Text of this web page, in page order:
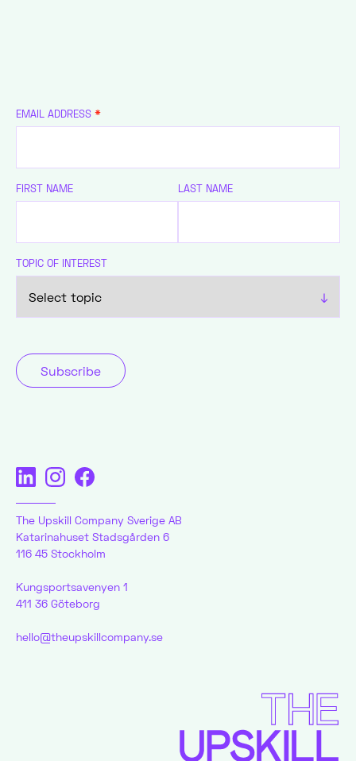
EMAIL ADDRESS *
FIRST NAME LAST NAME
TOPIC OF INTEREST
↓
The Upskill Company Sverige AB
Katarinahuset Stadsgården 6
116 45 Stockholm
Kungsportsavenyen 1
411 36 Göteborg
hello@theupskillcompany.se